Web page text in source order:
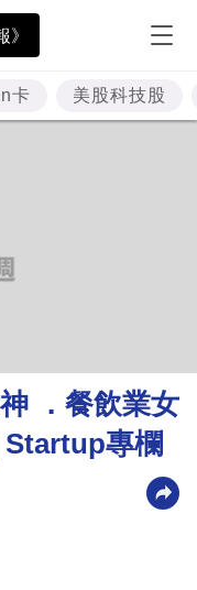
卡 美股科技股
．餐飲業女
專欄